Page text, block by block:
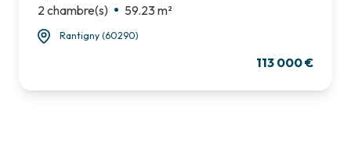
2 chambre(s)
59.23 m²
Rantigny (60290)
113 000 €